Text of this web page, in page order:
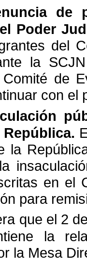
de
Poder
del
la SCJN
Comité de
con el
República.
la
la
en el
para
que el 2
la
la Mesa